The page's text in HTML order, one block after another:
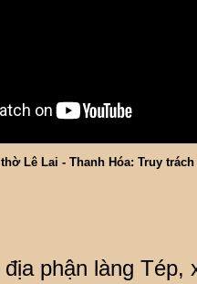
Lê Lai - Thanh Hóa: Truy
phận làng Tép,